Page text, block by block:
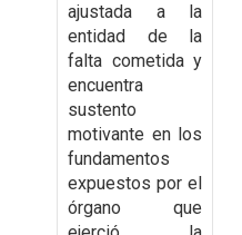
ajustada a la
entidad de la
falta cometida y
encuentra
sustento
motivante en los
fundamentos
expuestos por el
órgano que